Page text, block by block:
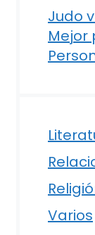
Judo
Mejor
Varios